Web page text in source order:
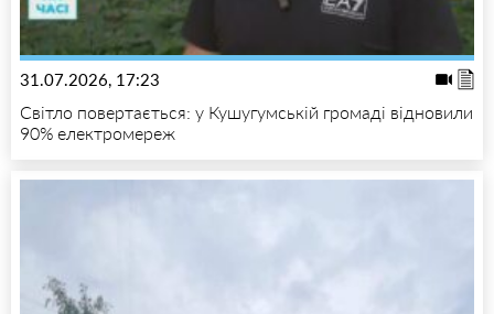
31.07.2026, 17:23
Світло повертається: у Кушугумській громаді відновили
90% електромереж